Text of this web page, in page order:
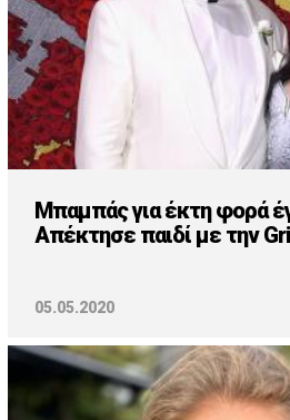
Μπαμπάς για έκτη φορά
Απέκτησε παιδί με την
05.05.2020